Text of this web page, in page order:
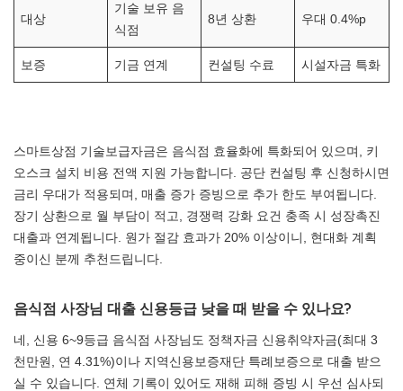
대상
기술 보유 음
식점
8년 상환 우대 0.4%p
보증 기금 연계 컨설팅 수료 시설자금 특화
스마트상점 기술보급자금은 음식점 효율화에 특화되어 있으며, 키
오스크 설치 비용 전액 지원 가능합니다. 공단 컨설팅 후 신청하시면
금리 우대가 적용되며, 매출 증가 증빙으로 추가 한도 부여됩니다.
장기 상환으로 월 부담이 적고, 경쟁력 강화 요건 충족 시 성장촉진
대출과 연계됩니다. 원가 절감 효과가 20% 이상이니, 현대화 계획
중이신 분께 추천드립니다.
음식점 사장님 대출 신용등급 낮을 때 받을 수 있나요?
네, 신용 6~9등급 음식점 사장님도 정책자금 신용취약자금(최대 3
천만원, 연 4.31%)이나 지역신용보증재단 특례보증으로 대출 받으
실 수 있습니다. 연체 기록이 있어도 재해 피해 증빙 시 우선 심사되